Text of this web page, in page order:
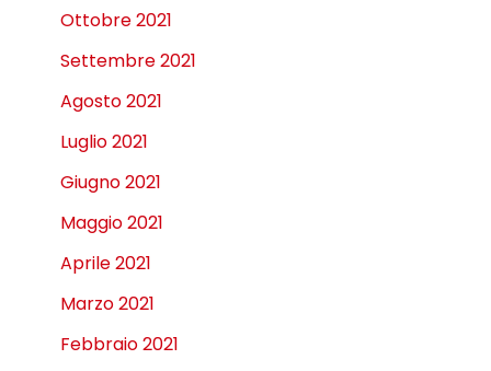
Ottobre 2021
Settembre 2021
Agosto 2021
Luglio 2021
Giugno 2021
Maggio 2021
Aprile 2021
Marzo 2021
Febbraio 2021